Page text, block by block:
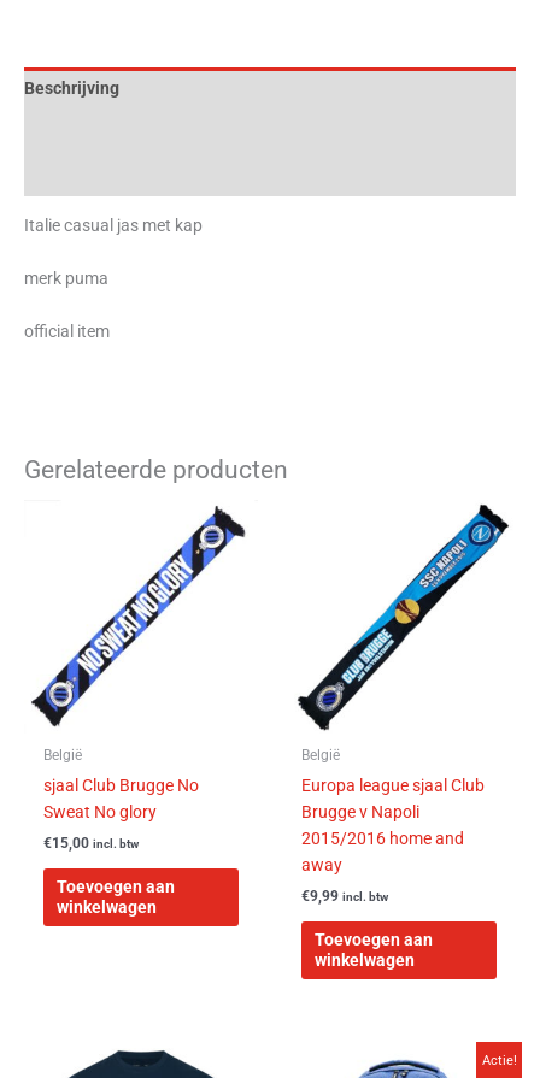
Beschrijving
Italie casual jas met kap
merk puma
official item
Gerelateerde producten
België
sjaal Club Brugge No
Sweat No glory
€15,00 incl. btw
Toevoegen aan
winkelwagen
België
Europa league sjaal Club
Brugge v Napoli
2015/2016 home and
away
€9,99 incl. btw
Toevoegen aan
winkelwagen
Actie!
Oorspronkelijke
Huidige